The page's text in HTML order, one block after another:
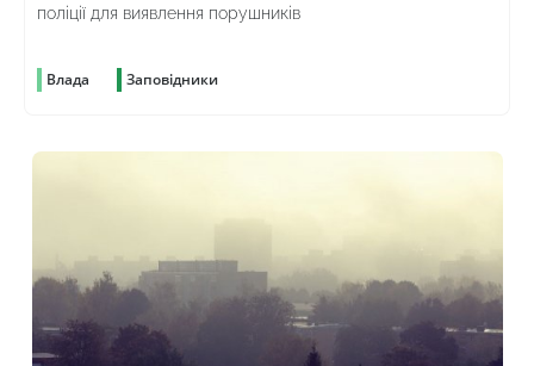
поліції для виявлення порушників
Влада Заповідники